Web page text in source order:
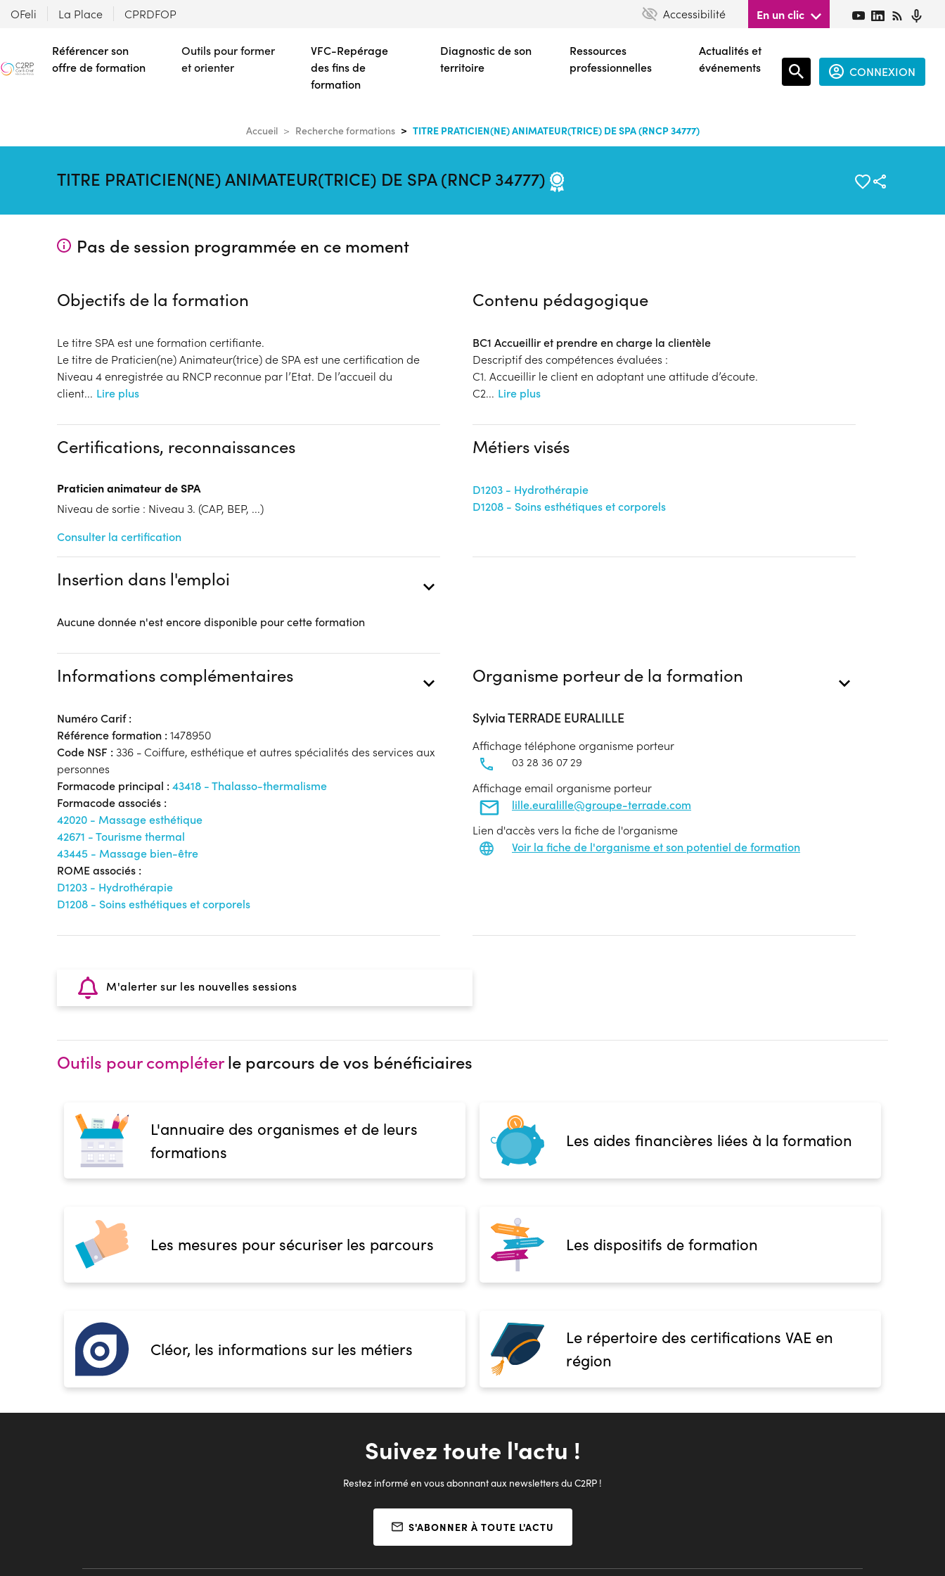
contenu
principal
OFeli La Place CPRDFOP Accessibilité En un clic
Référencer son
offre de formation
Outils pour former
et orienter
VFC-Repérage
des fins de
formation
Diagnostic de son
territoire
Ressources
professionnelles
Actualités et
événements
CONNEXION
Accueil Recherche formations TITRE PRATICIEN(NE) ANIMATEUR(TRICE) DE SPA (RNCP 34777)
TITRE PRATICIEN(NE) ANIMATEUR(TRICE) DE SPA (RNCP 34777)
Pas de session programmée en ce moment
Objectifs de la formation
Le titre SPA est une formation certifiante.
Le titre de Praticien(ne) Animateur(trice) de SPA est une certification de
Niveau 4 enregistrée au RNCP reconnue par l’Etat. De l’accueil du
client... Lire plus
Contenu pédagogique
BC1 Accueillir et prendre en charge la clientèle
Descriptif des compétences évaluées :
C1. Accueillir le client en adoptant une attitude d’écoute.
C2... Lire plus
Certifications, reconnaissances
Praticien animateur de SPA
Niveau de sortie : Niveau 3. (CAP, BEP, ...)
Consulter la certification
Métiers visés
D1203 - Hydrothérapie
D1208 - Soins esthétiques et corporels
Insertion dans l'emploi
Aucune donnée n'est encore disponible pour cette formation
Informations complémentaires
Numéro Carif :
Référence formation : 1478950
Code NSF : 336 - Coiffure, esthétique et autres spécialités des services aux
personnes
Formacode principal : 43418 - Thalasso-thermalisme
Formacode associés :
42020 - Massage esthétique
42671 - Tourisme thermal
43445 - Massage bien-être
ROME associés :
D1203 - Hydrothérapie
D1208 - Soins esthétiques et corporels
Organisme porteur de la formation
Sylvia TERRADE EURALILLE
Affichage téléphone organisme porteur
03 28 36 07 29
Affichage email organisme porteur
lille.euralille@groupe-terrade.com
Lien d'accès vers la fiche de l'organisme
Voir la fiche de l'organisme et son potentiel de formation
M'alerter sur les nouvelles sessions
Outils pour compléterle parcours de vos bénéficiaires
L'annuaire des organismes et de leurs
formations
Les aides financières liées à la formation
Les mesures pour sécuriser les parcours Les dispositifs de formation
Cléor, les informations sur les métiers
Le répertoire des certifications VAE en
région
Suivez toute l'actu !
Restez informé en vous abonnant aux newsletters du C2RP !
S'ABONNER À TOUTE L'ACTU